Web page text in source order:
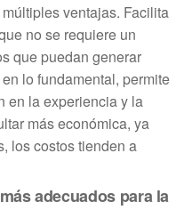
ventajas. Facilita
no se requiere un
que puedan generar
lo fundamental, permite
en la experiencia y la
más económica, ya
los costos tienden a
adecuados para la